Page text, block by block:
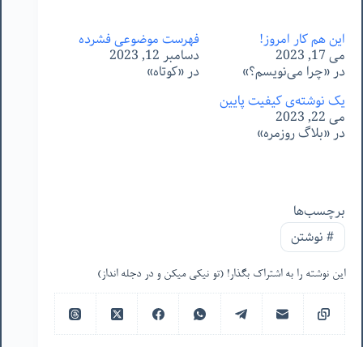
این هم کار امروز!
می 17, 2023
در «چرا می‌نویسم؟»
فهرست موضوعیِ فشرده
دسامبر 12, 2023
در «کوتاه»
یک نوشته‌ی کیفیت پایین
می 22, 2023
در «بلاگ روزمره»
برچسب‌ها
#نوشتن
این نوشته را به اشتراک بگذار! (تو نیکی میکن و در دجله انداز)